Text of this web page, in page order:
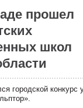
прошел
школ
городской